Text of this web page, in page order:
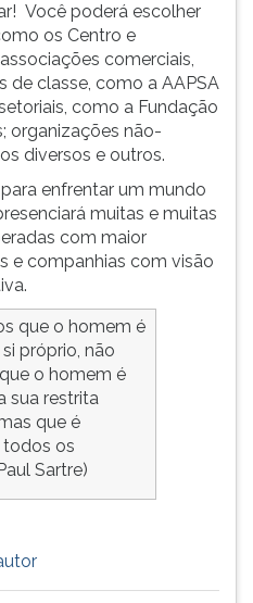
Você poderá escolher
os Centro e
comerciais,
de classe, como a AAPSA
como a Fundação
organizações não-
diversos e outros.
enfrentar um mundo
muitas e muitas
com maior
e companhias com visão
que o homem é
próprio, não
o homem é
sua restrita
que é
todos os
Sartre)